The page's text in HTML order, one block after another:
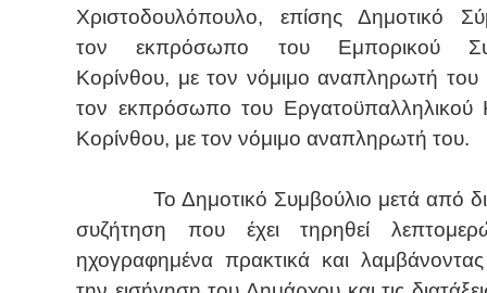
Χριστοδουλόπουλο, επίσης Δημοτικό
τον εκπρόσωπο του Εμπορικού
Κορίνθου, με τον νόμιμο αναπληρωτή του
τον εκπρόσωπο του Εργατοϋπαλληλικού
Κορίνθου, με τον νόμιμο αναπληρωτή του.
Το Δημοτικό Συμβούλιο μετά από
συζήτηση που έχει τηρηθεί
ηχογραφημένα πρακτικά και